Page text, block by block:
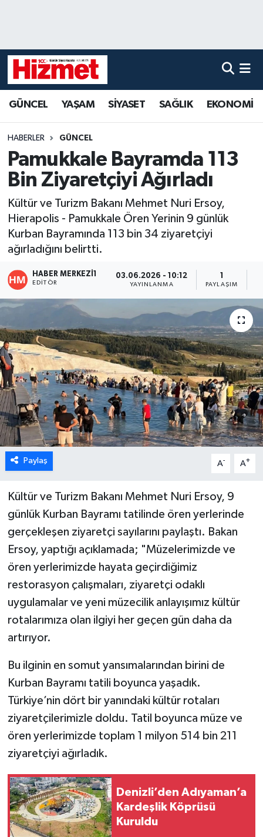
GÜNCEL YAŞAM SİYASET SAĞLIK EKONOMİ
HABERLER GÜNCEL
Pamukkale Bayramda 113
Bin Ziyaretçiyi Ağırladı
Kültür ve Turizm Bakanı Mehmet Nuri Ersoy,
Hierapolis - Pamukkale Ören Yerinin 9 günlük
Kurban Bayramında 113 bin 34 ziyaretçiyi
ağırladığını belirtti.
HABER MERKEZI1
EDITÖR
03.06.2026 - 10:12
YAYINLANMA
1
PAYLAŞIM
Paylaş A- A+
Kültür ve Turizm Bakanı Mehmet Nuri Ersoy, 9
günlük Kurban Bayramı tatilinde ören yerlerinde
gerçekleşen ziyaretçi sayılarını paylaştı. Bakan
Ersoy, yaptığı açıklamada; "Müzelerimizde ve
ören yerlerimizde hayata geçirdiğimiz
restorasyon çalışmaları, ziyaretçi odaklı
uygulamalar ve yeni müzecilik anlayışımız kültür
rotalarımıza olan ilgiyi her geçen gün daha da
artırıyor.
Bu ilginin en somut yansımalarından birini de
Kurban Bayramı tatili boyunca yaşadık.
Türkiye’nin dört bir yanındaki kültür rotaları
ziyaretçilerimizle doldu. Tatil boyunca müze ve
ören yerlerimizde toplam 1 milyon 514 bin 211
ziyaretçiyi ağırladık.
Denizli’den Adıyaman’a
Kardeşlik Köprüsü
Kuruldu
YAŞAM
SİYASET
SAĞLIK
EKONOMİ
SPOR
MAGAZİN
ÖZEL HABER
RESMİ REKLAM
Denizli Hava Durumu
Denizli Trafik Yoğunluk Haritası
Süper Lig Puan Durumu ve Fikstür
Tüm Manşetler
Haber Arşivi